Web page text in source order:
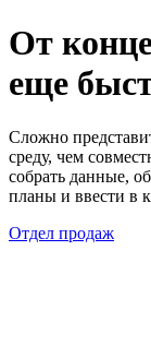
От
еще
Сложно
среду, чем
собрать данные,
планы и ввести в
Отдел продаж